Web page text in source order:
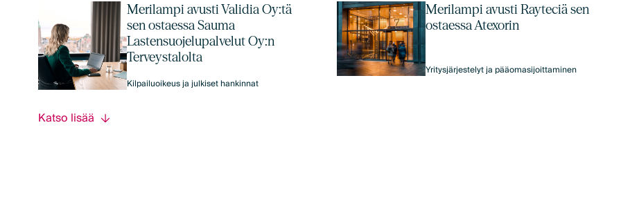
Merilampi avusti Validia Oy:tä
sen ostaessa Sauma
Lastensuojelupalvelut Oy:n
Terveystalolta
Kilpailuoikeus ja julkiset hankinnat
Merilampi avusti Rayteciä sen
ostaessa Atexorin
Yritysjärjestelyt ja pääomasijoittaminen
Katso lisää